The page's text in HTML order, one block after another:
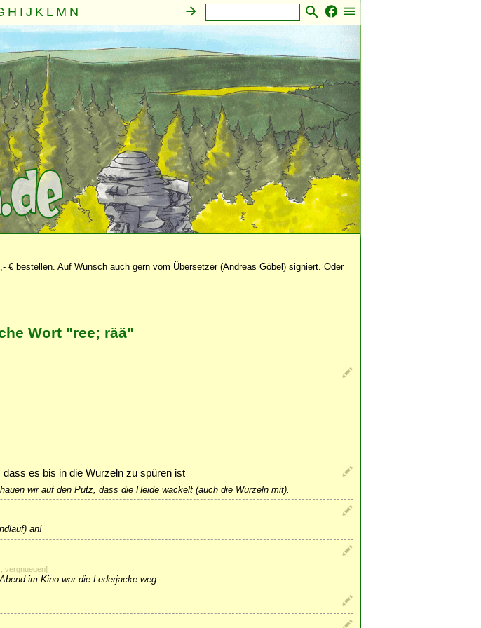
H I J K L M N
·Natur·Sonstiges
€ bestellen. Auf Wunsch auch gern vom Übersetzer (Andreas Göbel) signiert. Oder
Wort "ree; rää"
es bis in die Wurzeln zu spüren ist
wir auf den Putz, dass die Heide wackelt (auch die Wurzeln mit).
an!
vergnuegen]
im Kino war die Lederjacke weg.